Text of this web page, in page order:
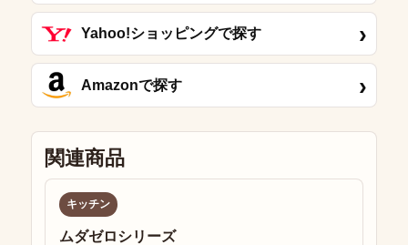
Yahoo!ショッピングで探す ›
Amazonで探す ›
関連商品
キッチン
ムダゼロシリーズ